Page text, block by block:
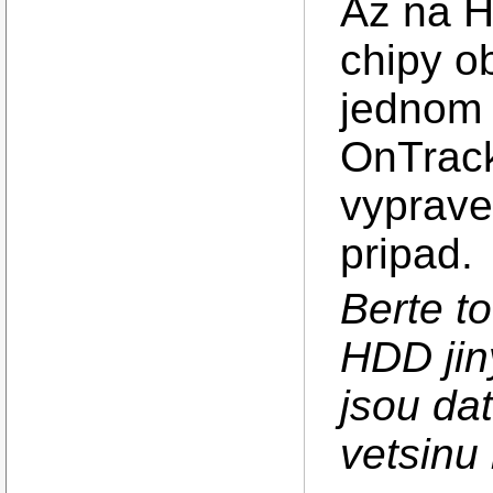
Az na
chipy
pripad.
Berte
HDD
jsou
vetsinu